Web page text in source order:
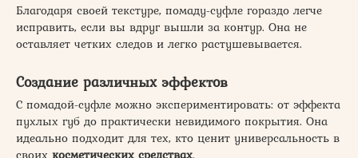
Благодаря своей текстуре, помаду-суфле гораздо легче
исправить, если вы вдруг вышли за контур. Она не
оставляет четких следов и легко растушевывается.
Создание различных эффектов
С помадой-суфле можно экспериментировать: от эффекта
пухлых губ до практически невидимого покрытия. Она
идеально подходит для тех, кто ценит универсальность в
своих косметических средствах.